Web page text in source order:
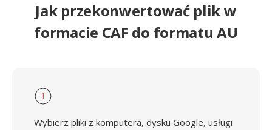
Jak przekonwertować plik w
formacie CAF do formatu AU
1
Wybierz pliki z komputera, dysku Google, usługi